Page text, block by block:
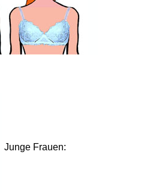
Junge Frauen: